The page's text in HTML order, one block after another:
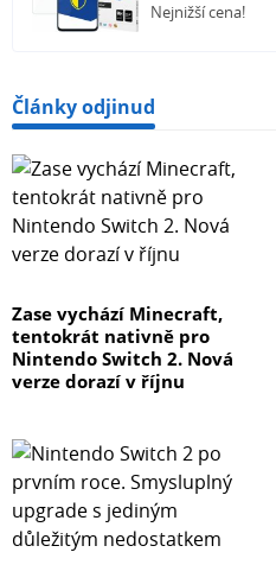
Nejnižší cena!
Články odjinud
Zase vychází Minecraft,
tentokrát nativně pro
Nintendo Switch 2. Nová
verze dorazí v říjnu